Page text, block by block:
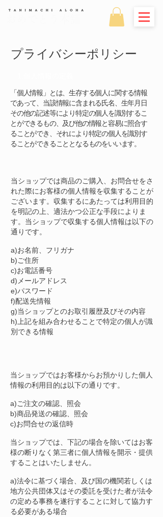
プライバシーポリシー
「個人情報」とは、生存する個人に関する情報
であって、当該情報に含まれる氏名、生年月日
その他の記述等により特定の個人を識別するこ
とができるもの、及び他の情報と容易に照合す
ることができ、それにより特定の個人を識別す
ることができることとなるものをいいます。
当ショップでは商品のご購入、お問合せをさ
れた際にお客様の個人情報を収集することが
ございます。 収集するにあたっては利用目的
を明記の上、適法かつ公正な手段によりま
す。 当ショップで収集する個人情報は以下の
通りです。
a)お名前、フリガナ
b)ご住所
c)お電話番号
d)メールアドレス
e)パスワード
f)配送先情報
g)当ショップとのお取引履歴及びその内容
h)上記を組み合わせることで特定の個人が識
別できる情報
当ショップではお客様からお預かりした個人
情報の利用目的は以下の通りです。
a)ご注文の確認、照会
b)商品発送の確認、照会
c)お問合せの返信時
当ショップでは、下記の場合を除いてはお客
様の断りなく第三者に個人情報を開示・提供
することはいたしません。
a)法令に基づく場合、及び国の機関若しくは
地方公共団体又はその委託を受けた者が法令
の定める事務を遂行することに対して協力す
る必要がある場合